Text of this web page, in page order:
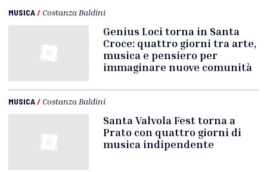
MUSICA/ Costanza Baldini
Genius Loci torna in Santa
Croce: quattro giorni tra arte,
musica e pensiero per
immaginare nuove comunità
MUSICA/ Costanza Baldini
Santa Valvola Fest torna a
Prato con quattro giorni di
musica indipendente